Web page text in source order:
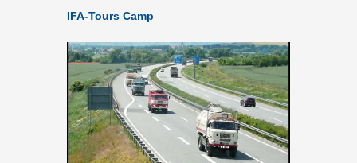
IFA-Tours Camp